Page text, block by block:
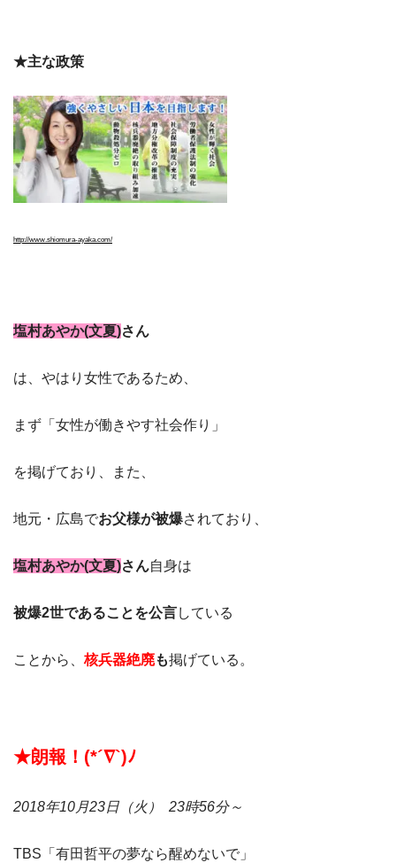
★主な政策
http://www.shiomura-ayaka.com/
塩村あやか(文夏)さん
は、やはり女性であるため、
まず「女性が働きやす社会作り」
を掲げており、また、
地元・広島でお父様が被爆されており、
塩村あやか(文夏)さん自身は
被爆2世であることを公言している
ことから、 核兵器絶廃も掲げている。
★朗報！(*´∇`)ﾉ
2018年10月23日（火） 23時56分～
TBS「有田哲平の夢なら醒めないで」